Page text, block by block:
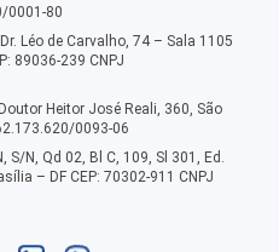
0001-80
Léo de Carvalho, 74 – Sala 1105
89036-239 CNPJ
Heitor José Reali, 360, São
0093-06
N, Qd 02, Bl C, 109, Sl 301, Ed.
– DF CEP: 70302-911 CNPJ